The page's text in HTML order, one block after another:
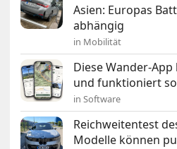
Asien: Europas
abhängig
in Mobilität
Diese Wander-
und funktioniert
in Software
Reichweitentest
Modelle können